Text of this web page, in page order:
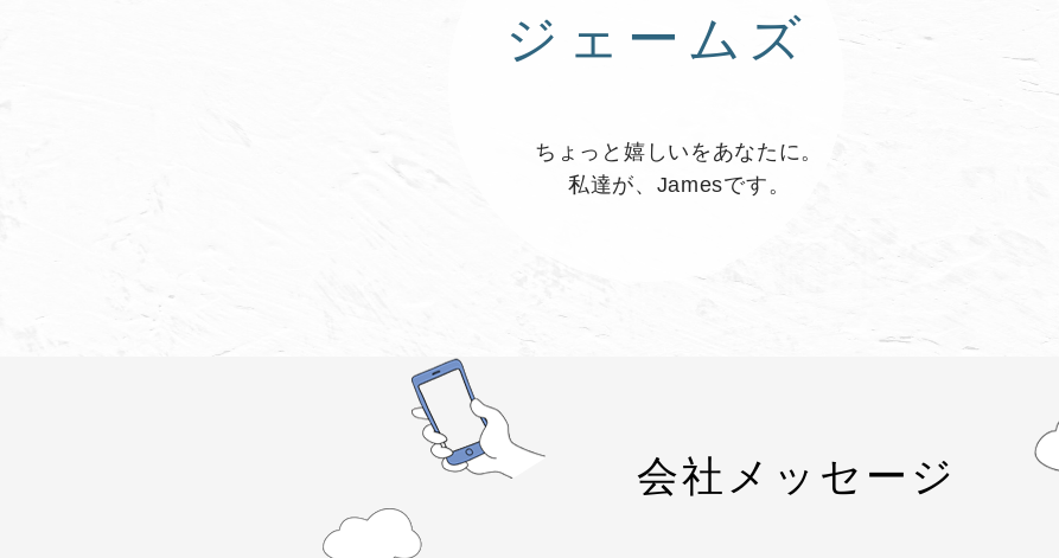
ジェームズ
ちょっと嬉しいをあなたに。
私達が、Jamesです。
会社メッセージ